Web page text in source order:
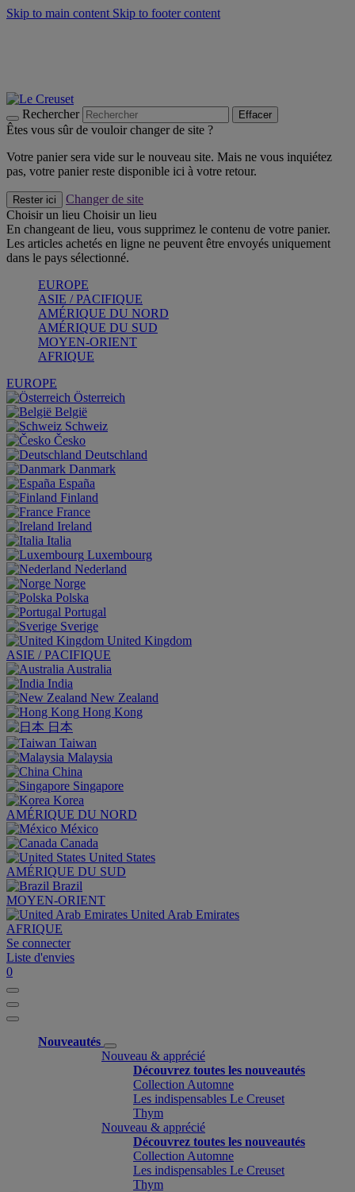
Skip to main content Skip to footer content
Rechercher Effacer
Êtes vous sûr de vouloir changer de site ?
Votre panier sera vide sur le nouveau site. Mais ne vous inquiétez
pas, votre panier reste disponible ici à votre retour.
Rester ici
Changer de site
Choisir un lieu Choisir un lieu
En changeant de lieu, vous supprimez le contenu de votre panier.
Les articles achetés en ligne ne peuvent être envoyés uniquement
dans le pays sélectionné.
EUROPE
ASIE / PACIFIQUE
AMÉRIQUE DU NORD
AMÉRIQUE DU SUD
MOYEN-ORIENT
AFRIQUE
EUROPE
Österreich
België
Schweiz
Česko
Deutschland
Danmark
España
Finland
France
Ireland
Italia
Luxembourg
Nederland
Norge
Polska
Portugal
Sverige
United Kingdom
ASIE / PACIFIQUE
Australia
India
New Zealand
Hong Kong
日本
Taiwan
Malaysia
China
Singapore
Korea
AMÉRIQUE DU NORD
México
Canada
United States
AMÉRIQUE DU SUD
Brazil
MOYEN-ORIENT
United Arab Emirates
AFRIQUE
Se connecter
Liste d'envies
0
Nouveautés
Nouveau & apprécié
Découvrez toutes les nouveautés
Collection Automne
Les indispensables Le Creuset
Thym
Nouveau & apprécié
Découvrez toutes les nouveautés
Collection Automne
Les indispensables Le Creuset
Thym